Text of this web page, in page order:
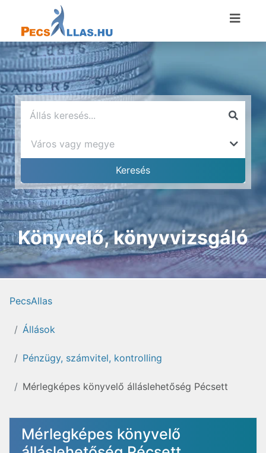
Könyvelő, könyvvizsgáló
PecsAllas
Állások
Pénzügy, számvitel, kontrolling
Mérlegképes könyvelő álláslehetőség Pécsett
Mérlegképes könyvelő